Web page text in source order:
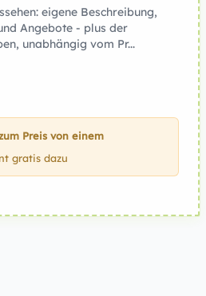
eigene Beschreibung,
Angebote - plus der
unabhängig vom Pr...
Preis von einem
gratis dazu